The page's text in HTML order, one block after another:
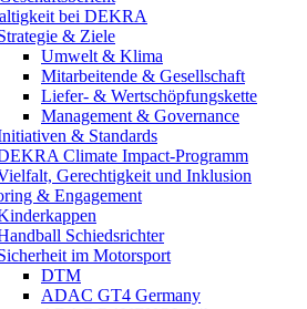
bei DEKRA
& Ziele
Umwelt & Klima
Mitarbeitende & Gesellschaft
Liefer- & Wertschöpfungskette
Management & Governance
& Standards
Climate Impact-Programm
Gerechtigkeit und Inklusion​
& Engagement
Schiedsrichter
im Motorsport
DTM
ADAC GT4 Germany